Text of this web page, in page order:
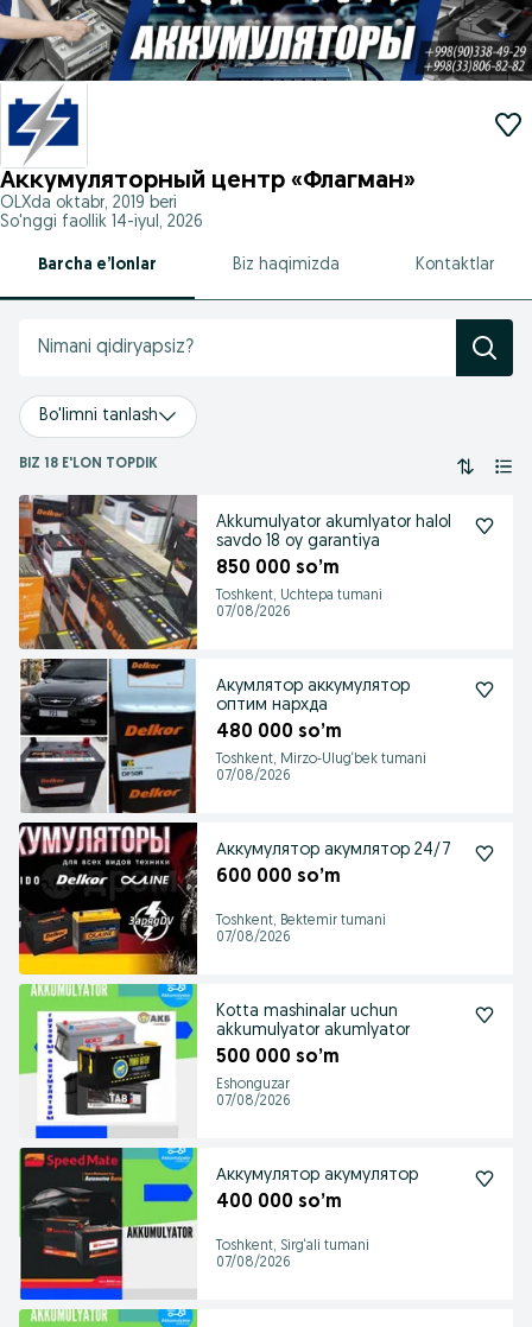
Аккумуляторный центр «Флагман»
OLXda oktabr, 2019 beri
So'nggi faollik 14-iyul, 2026
Barcha e’lonlar Biz haqimizda Kontaktlar
Bo'limni tanlash
BIZ 18 E'LON TOPDIK
Akkumulyator akumlyator halol
savdo 18 oy garantiya
850 000 so’m
Toshkent, Uchtepa tumani
07/08/2026
Акумлятор аккумулятор
оптим нархда
480 000 so’m
Toshkent, Mirzo-Ulug‘bek tumani
07/08/2026
Аккумулятор акумлятор 24/7
600 000 so’m
Toshkent, Bektemir tumani
07/08/2026
Kotta mashinalar uchun
akkumulyator akumlyator
500 000 so’m
Eshonguzar
07/08/2026
Аккумулятор акумулятор
400 000 so’m
Toshkent, Sirg‘ali tumani
07/08/2026